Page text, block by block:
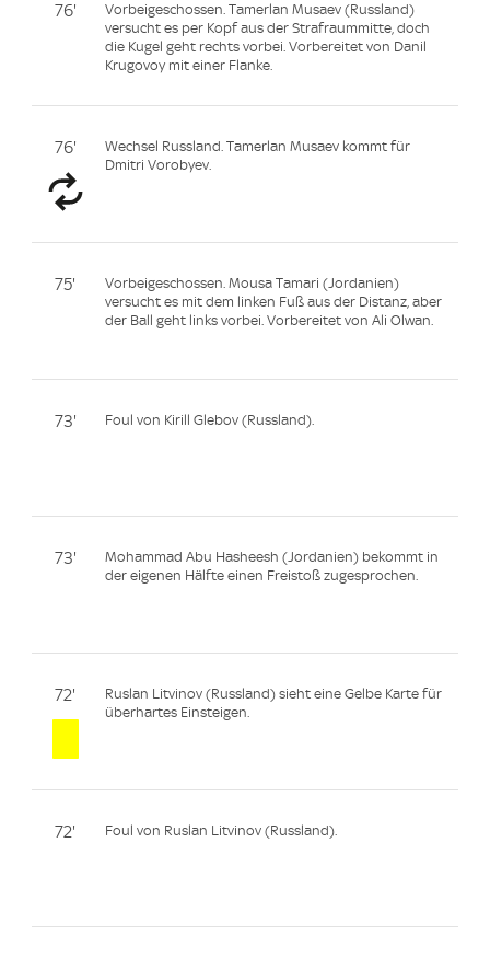
76'
Vorbeigeschossen. Tamerlan Musaev (Russland)
versucht es per Kopf aus der Strafraummitte, doch
die Kugel geht rechts vorbei. Vorbereitet von Danil
Krugovoy mit einer Flanke.
76'
Wechsel Russland. Tamerlan Musaev kommt für
Dmitri Vorobyev.
75'
Vorbeigeschossen. Mousa Tamari (Jordanien)
versucht es mit dem linken Fuß aus der Distanz, aber
der Ball geht links vorbei. Vorbereitet von Ali Olwan.
73' Foul von Kirill Glebov (Russland).
73'
Mohammad Abu Hasheesh (Jordanien) bekommt in
der eigenen Hälfte einen Freistoß zugesprochen.
72'
Ruslan Litvinov (Russland) sieht eine Gelbe Karte für
überhartes Einsteigen.
72' Foul von Ruslan Litvinov (Russland).